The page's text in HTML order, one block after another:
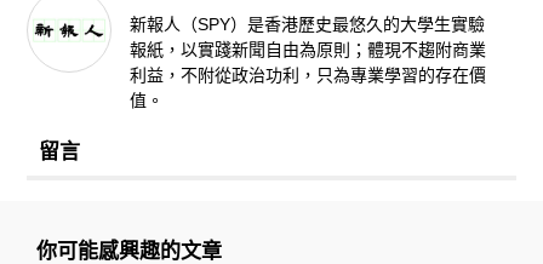
新報人（SPY）是香港歷史最悠久的大學生實驗
報紙，以實踐新聞自由為原則；體現不趨附商業
利益，不附從政治功利，只為專業學習的存在價
值。
留言
你可能感興趣的文章